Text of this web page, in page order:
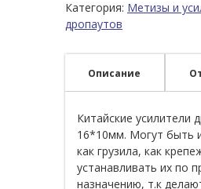
Категория: Метизы и
дропаутов
Описание
Китайские усилители
16*10мм. Могут быть
как грузила, как
устанавливать их по
назначению, т.к